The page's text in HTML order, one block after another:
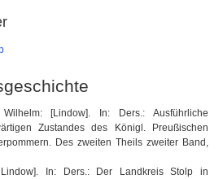
[Lindow]. In: Ders.: Ausführliche
Zustandes des Königl. Preußischen
Des zweiten Theils zweiter Band,
In: Ders.: Der Landkreis Stolp in